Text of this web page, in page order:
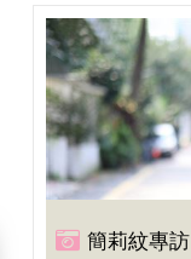
簡莉紋專訪